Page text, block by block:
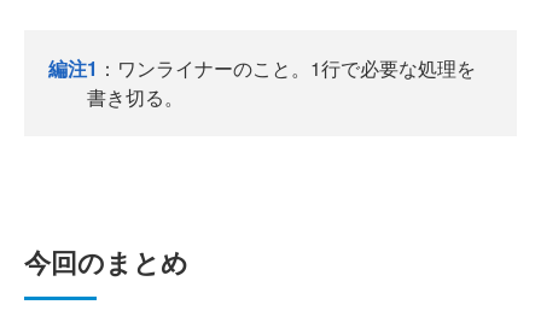
編注1 ：ワンライナーのこと。1行で必要な処理を
書き切る。
今回のまとめ